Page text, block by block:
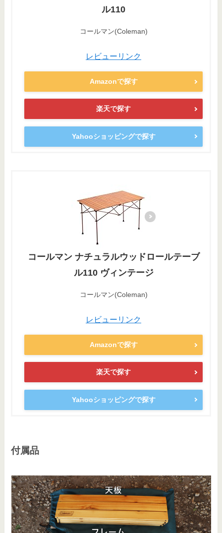
ル110
コールマン(Coleman)
レビューリンク
Amazonで探す
楽天で探す
Yahooショッピングで探す
コールマン ナチュラルウッドロールテーブ
ル110 ヴィンテージ
コールマン(Coleman)
レビューリンク
Amazonで探す
楽天で探す
Yahooショッピングで探す
付属品